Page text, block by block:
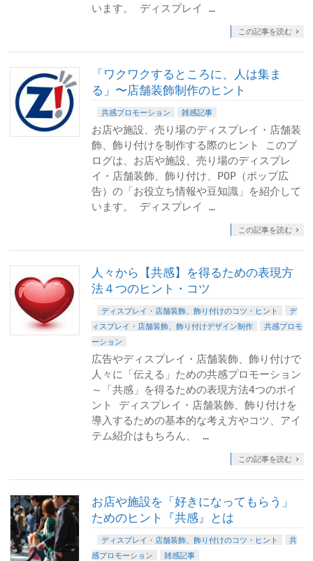
います。 ディスプレイ …
この記事を読む
「ワクワクするところに、人は集ま
る」〜店舗装飾制作のヒント
共感プロモーション 雑感記事
お店や施設、売り場のディスプレイ・店舗装
飾、飾り付けを制作する際のヒント このブ
ログは、お店や施設、売り場のディスプレ
イ・店舗装飾、飾り付け、POP（ポップ広
告）の「お役立ち情報や豆知識」を紹介して
います。 ディスプレイ …
この記事を読む
人々から【共感】を得るための表現方
法４つのヒント・コツ
ディスプレイ・店舗装飾、飾り付けのコツ・ヒント
デ
ィスプレイ・店舗装飾、飾り付けデザイン制作
共感プロモ
ーション
広告やディスプレイ・店舗装飾、飾り付けで
人々に「伝える」ための共感プロモーション
～「共感」を得るための表現方法4つのポイ
ント ディスプレイ・店舗装飾、飾り付けを
導入するための基本的な考え方やコツ、アイ
テム紹介はもちろん、 …
この記事を読む
お店や施設を「好きになってもらう」
ためのヒント『共感』とは
ディスプレイ・店舗装飾、飾り付けのコツ・ヒント
共
感プロモーション
雑感記事